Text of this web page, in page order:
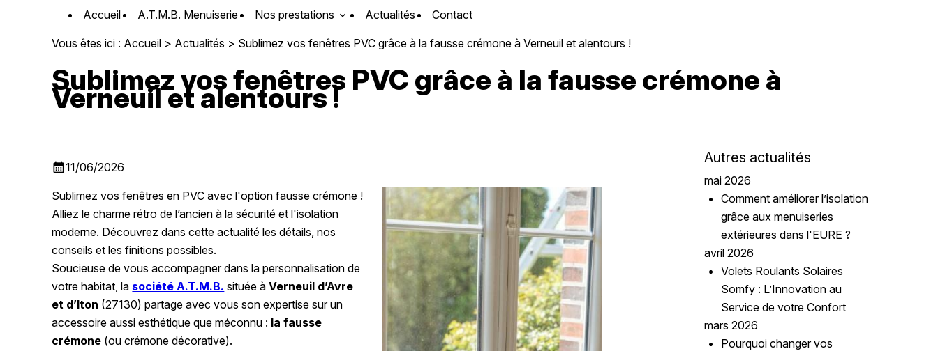
Accueil A.T.M.B. Menuiserie Nos prestations Actualités Contact
Vous êtes ici : Accueil > Actualités > Sublimez vos fenêtres PVC grâce à la fausse crémone à Verneuil et alentours !
Sublimez vos fenêtres PVC grâce à la fausse crémone à
Verneuil et alentours !
calendar_month11/06/2026
Sublimez vos fenêtres en PVC avec l'option fausse crémone !
Alliez le charme rétro de l’ancien à la sécurité et l'isolation
moderne. Découvrez dans cette actualité les détails, nos
conseils et les finitions possibles.
Soucieuse de vous accompagner dans la personnalisation de
votre habitat, la société A.T.M.B. située àVerneuil d’Avre
et d’Iton (27130) partage avec vous son expertise sur un
accessoire aussi esthétique que méconnu : la fausse
crémone (ou crémone décorative).
Autres actualités
mai 2026
Comment améliorer l’isolation
grâce aux menuiseries
extérieures dans l'EURE ?
avril 2026
Volets Roulants Solaires
Somfy : L’Innovation au
Service de votre Confort
mars 2026
Pourquoi changer vos
Panneau de gestion des cookies